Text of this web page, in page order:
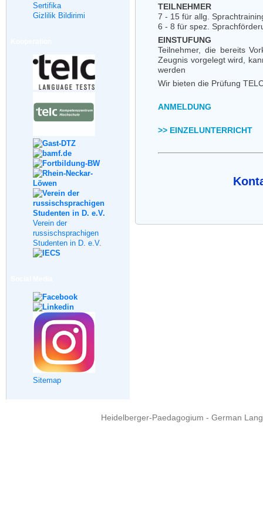
Sertifika
Gizlilik Bildirimi
Verein der
russischsprachigen
Studenten in D. e.V.
Sitemap
TEILNEHMER
7 - 15 für allg.
6 - 8 für spez.
EINSTUFUNG
Teilnehmer, die bereits
Zeugnis vorgelegt wird,
werden
Wir bieten die Prüfung
ANMELDUNG
>> EINZELUNTERRICHT
Heidelberger-Paedagogium - German